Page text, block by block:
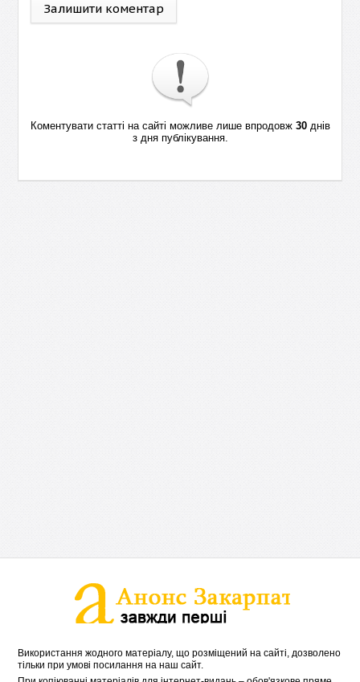
Залишити коментар
Коментувати статті на сайті можливе лише впродовж 30днів
з дня публікування.
Використання жодного матеріалу, що розміщений на сайті, дозволено
тільки при умові посилання на наш сайт.